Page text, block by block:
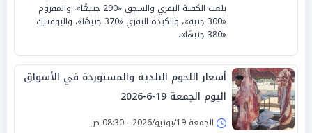
بلغت الكفتة البقري والسجق «290 جنيهًا»، والمفروم
«300 جنيه»، والكبدة البقري «370 جنيهًا»، والبوفتيك
«380 جنيهًا».
أسعار اللحوم البلدية والمستوردة في الأسواق
اليوم الجمعة 19-6-2026
الجمعة 19/يونيو/2026 - 08:30 ص